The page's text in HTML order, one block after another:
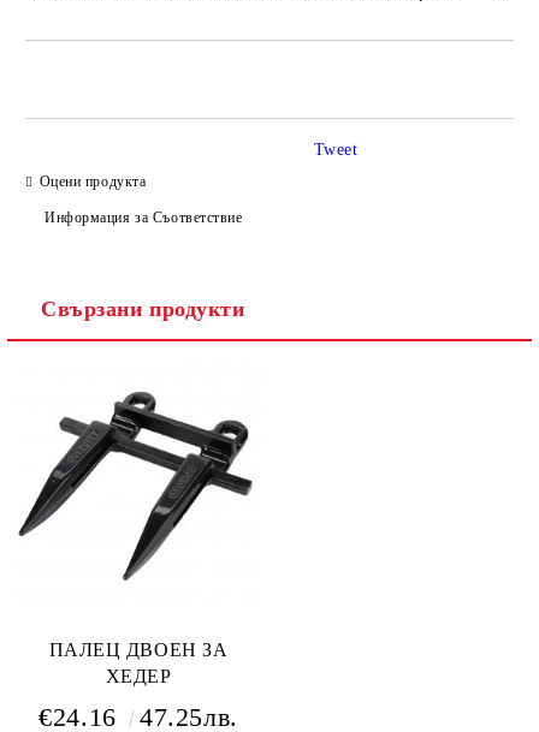
Оцени продукта
Информация за Съответствие
Tweet
Свързани продукти
ПАЛЕЦ ДВОЕН ЗА
ХЕДЕР
€24.16 47.25лв.